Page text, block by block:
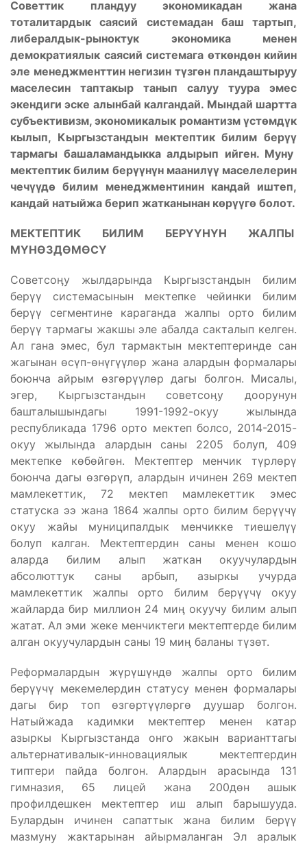
Советтик пландуу экономикадан жана
тоталитардык саясий системадан баш тартып,
либералдык-рыноктук экономика менен
демократиялык саясий системага өткөндөн кийин
эле менеджменттин негизин түзгөн пландаштыруу
маселесин таптакыр танып салуу туура эмес
экендиги эске алынбай калгандай. Мындай шартта
субъективизм, экономикалык романтизм үстөмдүк
кылып, Кыргызстандын мектептик билим берүү
тармагы башаламандыкка алдырып ийген. Муну
мектептик билим берүүнүн маанилүүмаселелерин
чечүүдө билим менеджментинин кандай иштеп,
кандай натыйжа берип жатканынан көрүүгө болот.
МЕКТЕПТИК БИЛИМ БЕРҮҮНҮН ЖАЛПЫ
МҮНӨЗДӨМӨСҮ
Советсоӊу жылдарында Кыргызстандын билим
берүү системасынын мектепке чейинки билим
берүү сегментине караганда жалпы орто билим
берүү тармагы жакшы эле абалда сакталып келген.
Ал гана эмес, бул тармактын мектептеринде сан
жагынан өсүп-өнүгүүлөр жана алардын формалары
боюнча айрым өзгөрүүлөр дагы болгон. Мисалы,
эгер, Кыргызстандын советсоӊу доорунун
башталышындагы 1991-1992-окуу жылында
республикада 1796 орто мектеп болсо, 2014-2015-
окуу жылында алардын саны 2205 болуп, 409
мектепке көбөйгөн. Мектептер менчик түрлөрү
боюнча дагы өзгөрүп, алардын ичинен 269 мектеп
мамлекеттик, 72 мектеп мамлекеттик эмес
статуска ээ жана 1864 жалпы орто билим берүүчү
окуу жайы муниципалдык менчикке тиешелүү
болуп калган. Мектептердин саны менен кошо
аларда билим алып жаткан окуучулардын
абсолюттук саны арбып, азыркы учурда
мамлекеттик жалпы орто билим берүүчү окуу
жайларда бир миллион 24 миӊ окуучу билим алып
жатат. Ал эми жеке менчиктеги мектептерде билим
алган окуучулардын саны 19 миӊ баланы түзөт.
Реформалардын жүрүшүндө жалпы орто билим
берүүчү мекемелердин статусу менен формалары
дагы бир топ өзгөртүүлөргө дуушар болгон.
Натыйжада кадимки мектептер менен катар
азыркы Кыргызстанда онго жакын варианттагы
альтернативалык-инновациялык мектептердин
типтери пайда болгон. Алардын арасында 131
гимназия, 65 лицей жана 200дөн ашык
профилдешкен мектептер иш алып барышууда.
Булардын ичинен сапаттык жана билим берүү
мазмуну жактарынан айырмаланган Эл аралык